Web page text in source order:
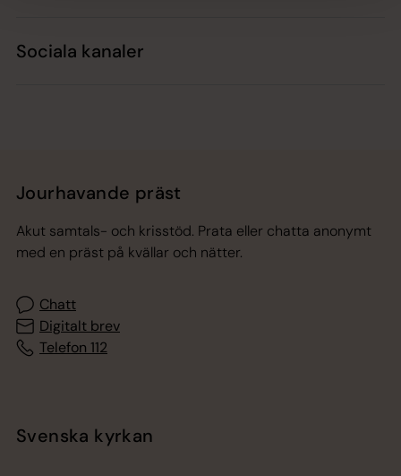
Sociala kanaler
Jourhavande präst
Akut samtals- och krisstöd. Prata eller chatta anonymt
med en präst på kvällar och nätter.
Chatt
Digitalt brev
Telefon 112
Svenska kyrkan